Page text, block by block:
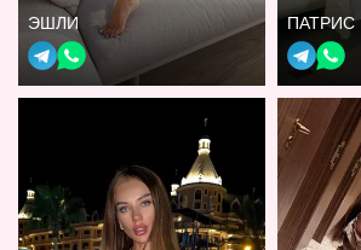
ЭШЛИ ПАТРИС